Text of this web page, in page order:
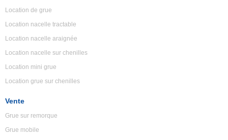
Location de grue
Location nacelle tractable
Location nacelle araignée
Location nacelle sur chenilles
Location mini grue
Location grue sur chenilles
Vente
Grue sur remorque
Grue mobile